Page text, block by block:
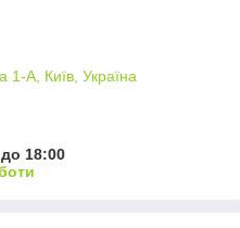
1-А, Київ, Україна
18:00